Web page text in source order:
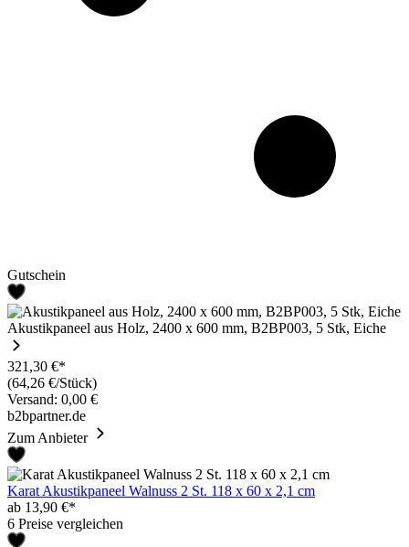
Gutschein
Akustikpaneel aus Holz, 2400 x 600 mm, B2BP003, 5 Stk, Eiche
321,30 €*
(64,26 €/Stück)
Versand: 0,00 €
b2bpartner.de
Zum Anbieter
Karat Akustikpaneel Walnuss 2 St. 118 x 60 x 2,1 cm
ab 13,90 €*
6 Preise vergleichen